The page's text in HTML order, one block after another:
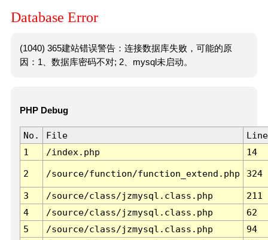
Database Error
(1040) 365建站错误警告：连接数据库失败，可能的原
因：1、数据库密码不对; 2、mysql未启动。
PHP Debug
No. File
Line
1
/index.php 14
2 /source/function/function_extend.php 324
3 /source/class/jzmysql.class.php
211
4
/source/class/jzmysql.class.php
62
5
/source/class/jzmysql.class.php
94